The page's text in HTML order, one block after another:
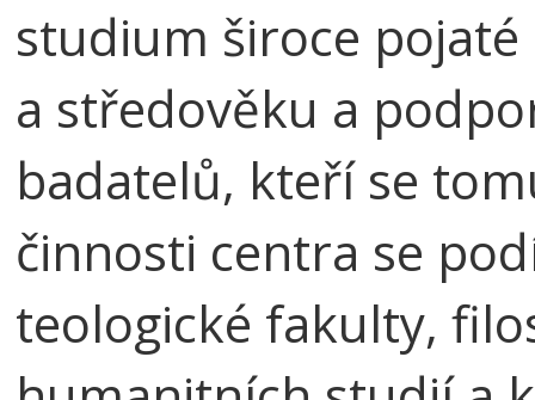
studium široce
a středověku a
badatelů, kteří se
činnosti centra se
teologické fakulty,